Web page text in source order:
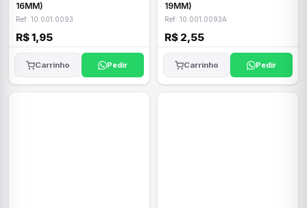
16MM)
Ref: 10.001.0093
R$ 1,95
Carrinho Pedir
19MM)
Ref: 10.001.0093A
R$ 2,55
Carrinho Pedir